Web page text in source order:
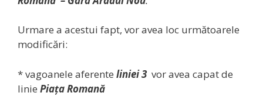
Urmare a acestui fapt, vor avea loc următoarele
modificări:
* vagoanele aferente liniei 3vor avea capat de
linie Piața Romană